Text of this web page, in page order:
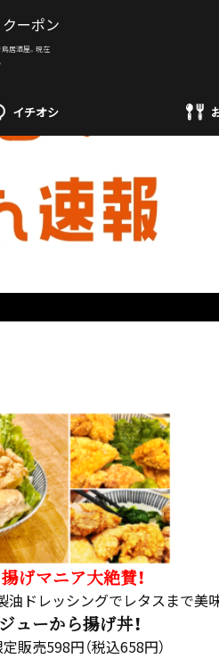
クーポン
居酒屋。現在
イチオシ
げマニア⼤絶賛！
油ドレッシングでレタスまで美
ューから揚げ丼！
販売598円（税込658円）